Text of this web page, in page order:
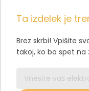
Ta izdelek je
Brez skrbi! Vpišite
takoj, ko bo spet na